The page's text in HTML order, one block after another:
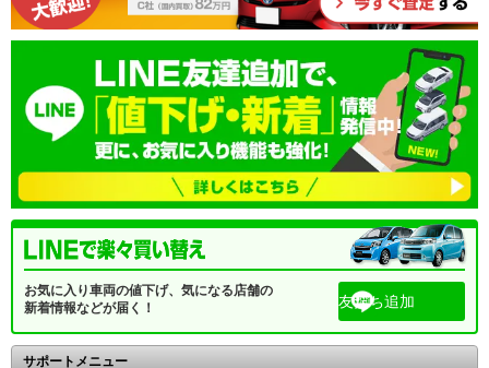
お気に入り車両の値下げ、気になる店舗の
新着情報などが届く！
友だち追加
サポートメニュー